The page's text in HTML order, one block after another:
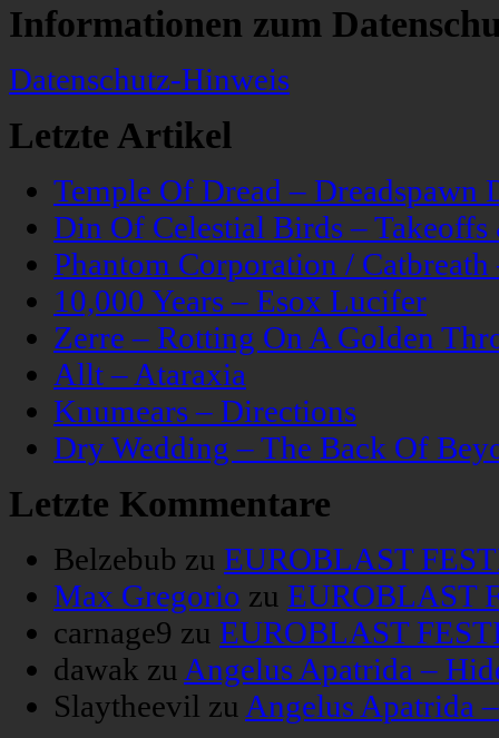
Informationen zum
Datenschutz-Hinweis
Letzte Artikel
Temple Of Dread – Dreadspawn
Din Of Celestial Birds –
Phantom Corporation /
10,000 Years – Esox Lucifer
Zerre – Rotting On A Golden
Allt – Ataraxia
Knumears – Directions
Dry Wedding – The Back Of
Letzte Kommentare
Belzebub zu EUROBLAST
Max Gregorio zu EUROBLAST
carnage9 zu EUROBLAST
dawak zu Angelus Apatrida –
Slaytheevil zu Angelus Apatrida